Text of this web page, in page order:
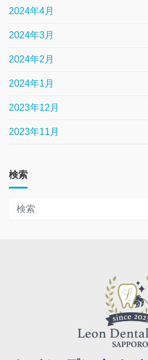
2024年4月
2024年3月
2024年2月
2024年1月
2023年12月
2023年11月
検索